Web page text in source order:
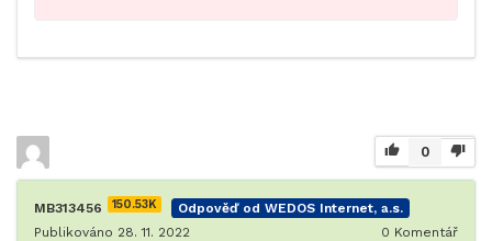
0
MB313456 150.53K
Odpověď od WEDOS Internet, a.s.
Publikováno 28. 11. 2022
0 Komentář